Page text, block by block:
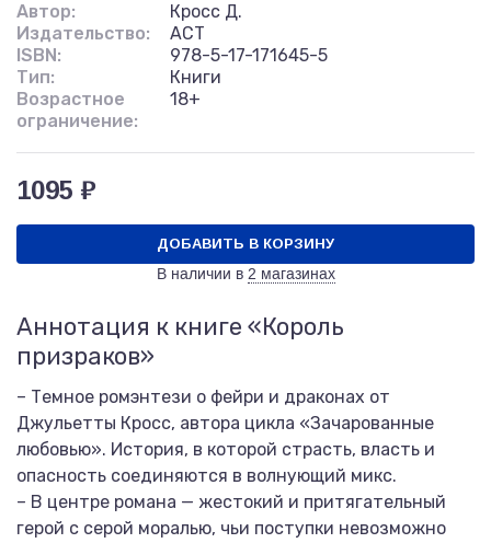
Автор:
Кросс Д.
Издательство:
АСТ
ISBN:
978-5-17-171645-5
Тип:
Книги
Возрастное
ограничение:
18+
1095 ₽
ДОБАВИТЬ В КОРЗИНУ
В наличии в 2 магазинах
Аннотация к книге «Король
призраков»
– Темное ромэнтези о фейри и драконах от
Джульетты Кросс, автора цикла «Зачарованные
любовью». История, в которой страсть, власть и
опасность соединяются в волнующий микс.
– В центре романа — жестокий и притягательный
герой с серой моралью, чьи поступки невозможно